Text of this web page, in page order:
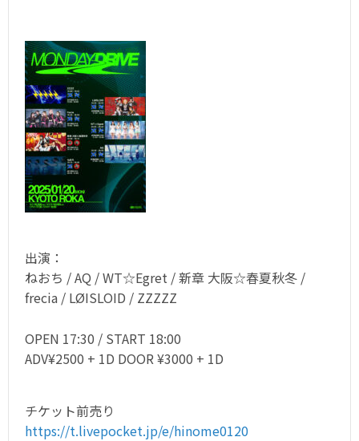
出演：
ねおち / AQ / WT☆Egret / 新章 大阪☆春夏秋冬 /
frecia / LØISLOID / ZZZZZ
OPEN 17:30 / START 18:00
ADV¥2500 + 1D DOOR ¥3000 + 1D
チケット前売り
https://t.livepocket.jp/e/hinome0120